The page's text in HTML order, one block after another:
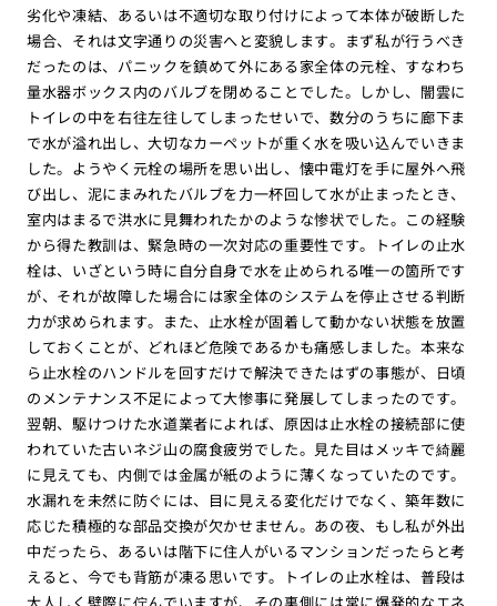
劣化や凍結、あるいは不適切な取り付けによって本体が破断した
場合、それは文字通りの災害へと変貌します。まず私が行うべき
だったのは、パニックを鎮めて外にある家全体の元栓、すなわち
量水器ボックス内のバルブを閉めることでした。しかし、闇雲に
トイレの中を右往左往してしまったせいで、数分のうちに廊下ま
で水が溢れ出し、大切なカーペットが重く水を吸い込んでいきま
した。ようやく元栓の場所を思い出し、懐中電灯を手に屋外へ飛
び出し、泥にまみれたバルブを力一杯回して水が止まったとき、
室内はまるで洪水に見舞われたかのような惨状でした。この経験
から得た教訓は、緊急時の一次対応の重要性です。トイレの止水
栓は、いざという時に自分自身で水を止められる唯一の箇所です
が、それが故障した場合には家全体のシステムを停止させる判断
力が求められます。また、止水栓が固着して動かない状態を放置
しておくことが、どれほど危険であるかも痛感しました。本来な
ら止水栓のハンドルを回すだけで解決できたはずの事態が、日頃
のメンテナンス不足によって大惨事に発展してしまったのです。
翌朝、駆けつけた水道業者によれば、原因は止水栓の接続部に使
われていた古いネジ山の腐食疲労でした。見た目はメッキで綺麗
に見えても、内側では金属が紙のように薄くなっていたのです。
水漏れを未然に防ぐには、目に見える変化だけでなく、築年数に
応じた積極的な部品交換が欠かせません。あの夜、もし私が外出
中だったら、あるいは階下に住人がいるマンションだったらと考
えると、今でも背筋が凍る思いです。トイレの止水栓は、普段は